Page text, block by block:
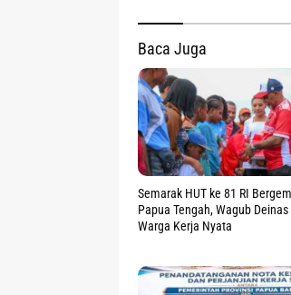
Baca Juga
Semarak HUT ke 81 RI
Papua Tengah, Wagub
Warga Kerja Nyata